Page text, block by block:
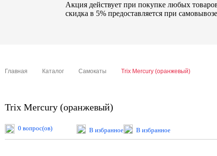
Акция действует при покупке любых
скидка в 5% предоставляется при
Главная Каталог Самокаты Trix Mercury (оранжевый)
Trix Mercury (оранжевый)
0 вопрос(ов) В избранное В избранное